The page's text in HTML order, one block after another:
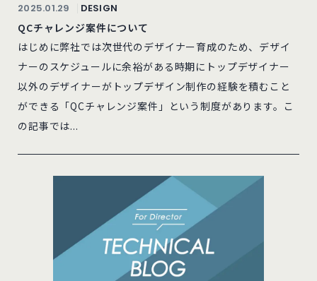
2025.01.29 DESIGN
QCチャレンジ案件について
はじめに弊社では次世代のデザイナー育成のため、デザイ
ナーのスケジュールに余裕がある時期にトップデザイナー
以外のデザイナーがトップデザイン制作の経験を積むこと
ができる「QCチャレンジ案件」という制度があります。こ
の記事では...